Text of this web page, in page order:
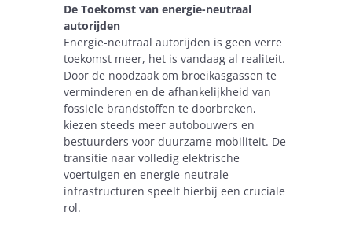
De Toekomst van energie-neutraal
autorijden
Energie-neutraal autorijden is geen verre
toekomst meer, het is vandaag al realiteit.
Door de noodzaak om broeikasgassen te
verminderen en de afhankelijkheid van
fossiele brandstoffen te doorbreken,
kiezen steeds meer autobouwers en
bestuurders voor duurzame mobiliteit. De
transitie naar volledig elektrische
voertuigen en energie-neutrale
infrastructuren speelt hierbij een cruciale
rol.